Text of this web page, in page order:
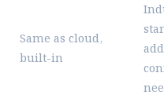
Same as cloud,
built-in